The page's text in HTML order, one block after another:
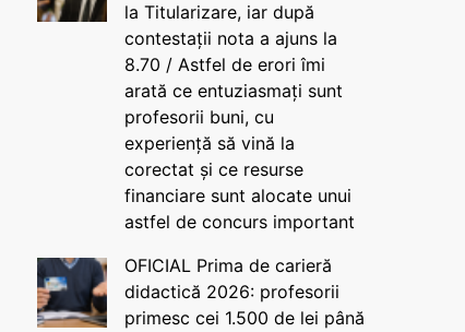
la Titularizare, iar după
contestații nota a ajuns la
8.70 / Astfel de erori îmi
arată ce entuziasmați sunt
profesorii buni, cu
experiență să vină la
corectat și ce resurse
financiare sunt alocate unui
astfel de concurs important
OFICIAL Prima de carieră
didactică 2026: profesorii
primesc cei 1.500 de lei până